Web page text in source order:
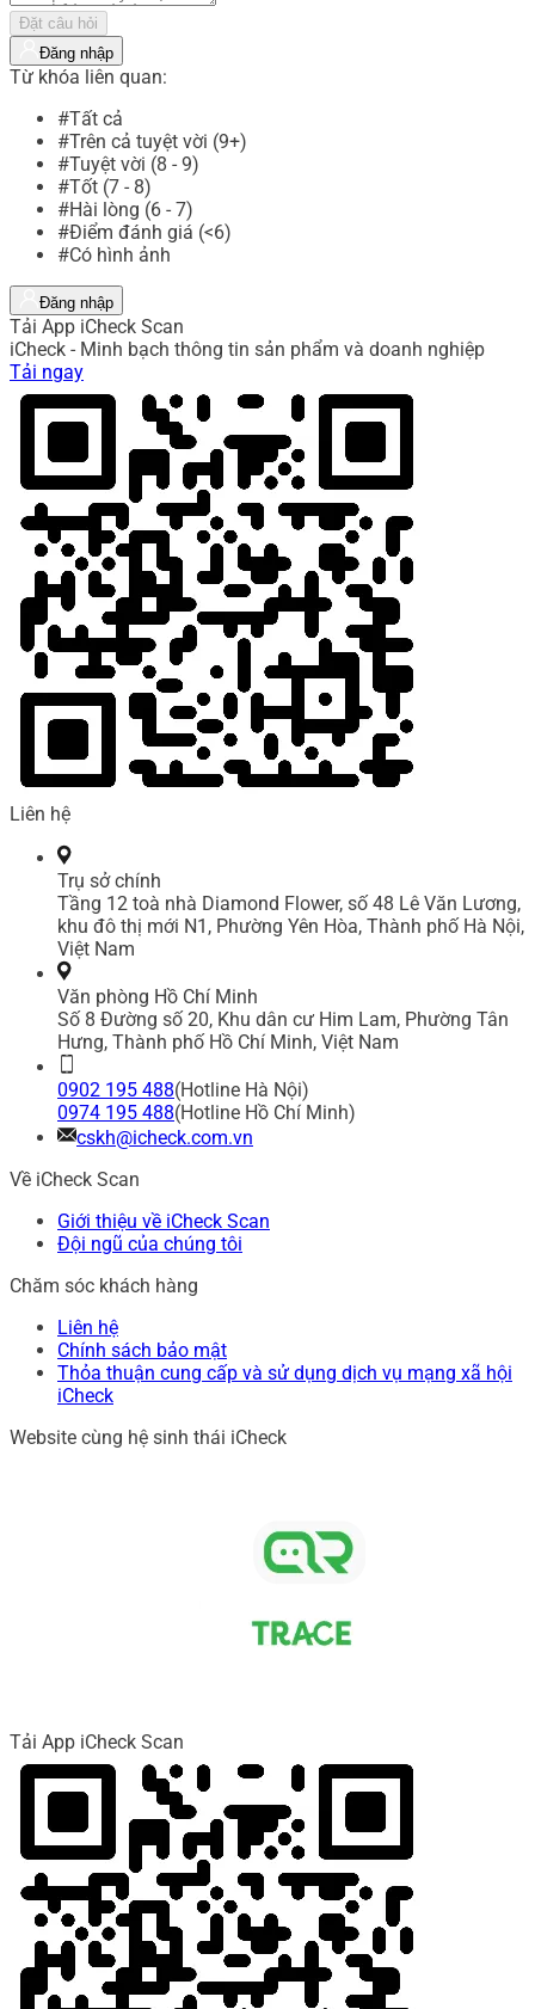
Đặt câu hỏi
Đăng nhập
Từ khóa liên quan:
#Tất cả
#Trên cả tuyệt vời (9+)
#Tuyệt vời (8 - 9)
#Tốt (7 - 8)
#Hài lòng (6 - 7)
#Điểm đánh giá (<6)
#Có hình ảnh
Đăng nhập
Tải App iCheck Scan
iCheck - Minh bạch thông tin sản phẩm và doanh nghiệp
Tải ngay
Liên hệ
Trụ sở chính
Tầng 12 toà nhà Diamond Flower, số 48 Lê Văn Lương,
khu đô thị mới N1, Phường Yên Hòa, Thành phố Hà Nội,
Việt Nam
Văn phòng Hồ Chí Minh
Số 8 Đường số 20, Khu dân cư Him Lam, Phường Tân
Hưng, Thành phố Hồ Chí Minh, Việt Nam
0902 195 488(Hotline Hà Nội)
0974 195 488(Hotline Hồ Chí Minh)
cskh@icheck.com.vn
Về iCheck Scan
Giới thiệu về iCheck Scan
Đội ngũ của chúng tôi
Chăm sóc khách hàng
Liên hệ
Chính sách bảo mật
Thỏa thuận cung cấp và sử dụng dịch vụ mạng xã hội
iCheck
Website cùng hệ sinh thái iCheck
Tải App iCheck Scan